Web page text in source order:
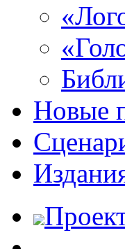
Новые